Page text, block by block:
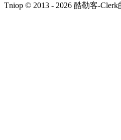
Tniop © 2013 - 2026 酷勒客-